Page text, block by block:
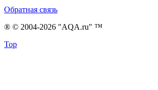
Обратная связь
® © 2004-2026 "AQA.ru" ™
Top